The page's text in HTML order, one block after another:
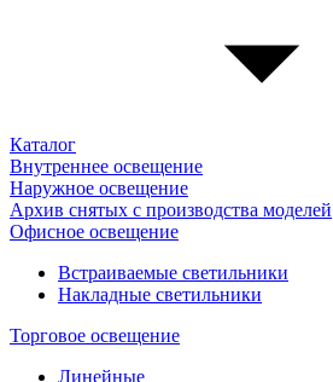
Каталог
Внутреннее освещение
Наружное освещение
Архив снятых с производства моделей
Офисное освещение
Встраиваемые светильники
Накладные светильники
Торговое освещение
Линейные